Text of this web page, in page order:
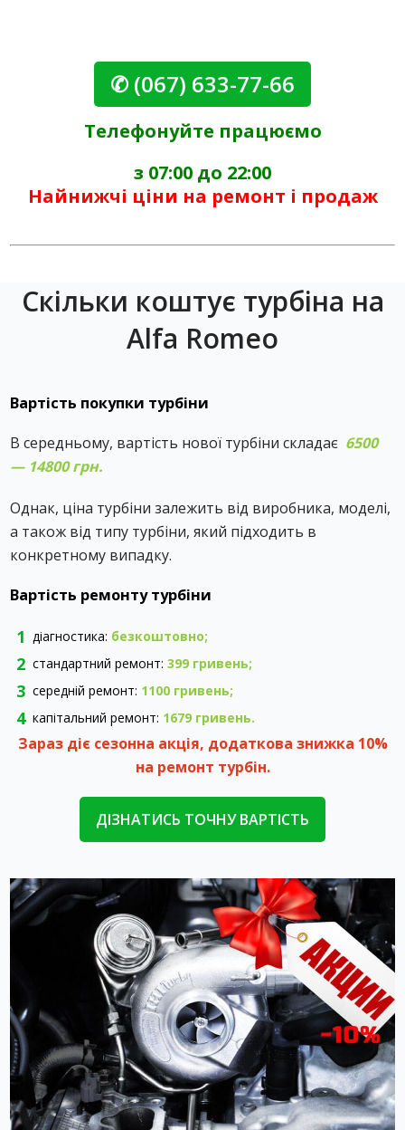
✆ (067) 633-77-66
Телефонуйте працюємо
з 07:00 до 22:00
Найнижчі ціни на ремонт і продаж
Скільки коштує турбіна на
Alfa Romeo
Вартість покупки турбіни
В середньому, вартість нової турбіни складає ‎ 6500
— 14800 грн.
Однак, ціна турбіни залежить від виробника, моделі,
а також від типу турбіни, який підходить в
конкретному випадку.
Вартість ремонту турбіни
діагностика: безкоштовно;
стандартний ремонт:399 гривень;
середній ремонт: 1100 гривень;
капітальний ремонт: 1679 гривень.
Зараз діє сезонна акція, додаткова знижка 10%
на ремонт турбін.
ДІЗНАТИСЬ ТОЧНУ ВАРТІСТЬ